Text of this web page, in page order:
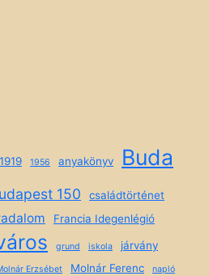
1919 1956 anyakönyv Buda
150 családtörténet
Francia Idegenlégió
grund iskola járvány
Erzsébet Molnár Ferenc napló